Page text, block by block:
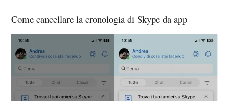
Come cancellare la cronologia di Skype da app